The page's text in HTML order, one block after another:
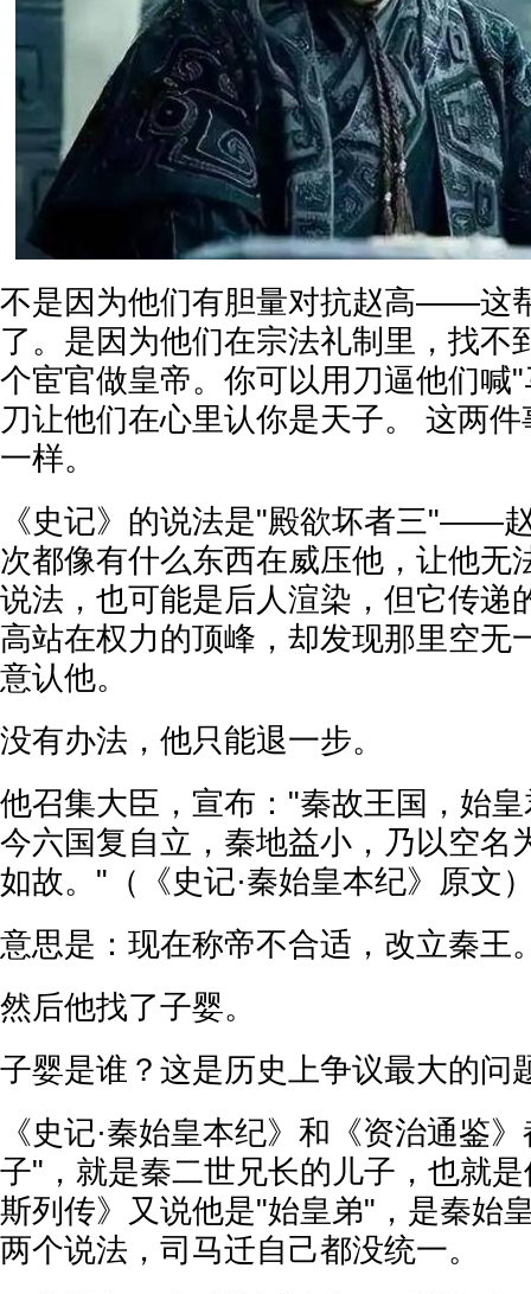
不是因为他们有胆量对抗赵高——这
了。是因为他们在宗法礼制里，找不
个宦官做皇帝。你可以用刀逼他们喊
刀让他们在心里认你是天子。 这两
一样。
《史记》的说法是"殿欲坏者三"——
次都像有什么东西在威压他，让他无
说法，也可能是后人渲染，但它传递
高站在权力的顶峰，却发现那里空无
意认他。
没有办法，他只能退一步。
他召集大臣，宣布："秦故王国，始
今六国复自立，秦地益小，乃以空名
如故。"（《史记·秦始皇本纪》原文
意思是：现在称帝不合适，改立秦王
然后他找了子婴。
子婴是谁？这是历史上争议最大的问
《史记·秦始皇本纪》和《资治通鉴
子"，就是秦二世兄长的儿子，也就
斯列传》又说他是"始皇弟"，是秦始
两个说法，司马迁自己都没统一。